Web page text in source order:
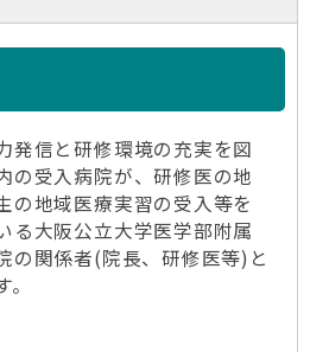
発信と研修環境の充実を図
の受入病院が、研修医の地
の地域医療実習の受入等を
る大阪公立大学医学部附属
の関係者(院長、研修医等)と